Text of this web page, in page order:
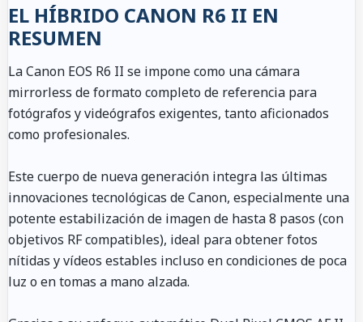
EL HÍBRIDO CANON R6 II EN
RESUMEN
La Canon EOS R6 II se impone como una cámara
mirrorless de formato completo de referencia para
fotógrafos y videógrafos exigentes, tanto aficionados
como profesionales.
Este cuerpo de nueva generación integra las últimas
innovaciones tecnológicas de Canon, especialmente una
potente estabilización de imagen de hasta 8 pasos (con
objetivos RF compatibles), ideal para obtener fotos
nítidas y vídeos estables incluso en condiciones de poca
luz o en tomas a mano alzada.